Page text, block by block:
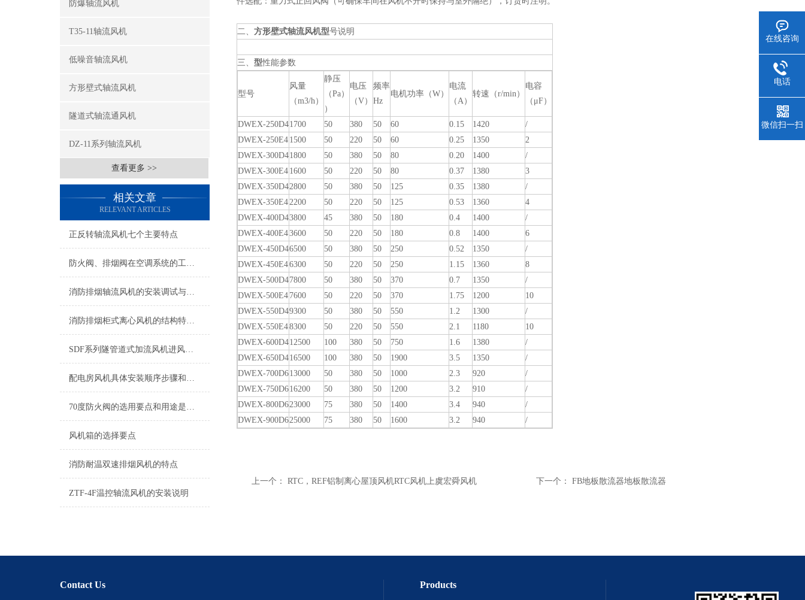
防爆轴流风机
T35-11轴流风机
低噪音轴流风机
方形壁式轴流风机
隧道式轴流通风机
DZ-11系列轴流风机
查看更多 >>
相关文章
RELEVANT ARTICLES
正反转轴流风机七个主要特点
防火阀、排烟阀在空调系统的工程质量
消防排烟轴流风机的安装调试与运行维护指南
消防排烟柜式离心风机的结构特点和施工安装要求
SDF系列隧管道式加流风机进风口加设过滤网，可作净化送风箱用
配电房风机具体安装顺序步骤和要求
70度防火阀的选用要点和用途是怎样的？
风机箱的选择要点
消防耐温双速排烟风机的特点
ZTF-4F温控轴流风机的安装说明
二、 方形壁式轴流风机型号说明
三、 型性能参数
型号
风量
（m3/h）
静压
（Pa）
）
电压
（V）
频率
Hz
电机功率（W）
电流
（A）
转速（r/min）
电容
（μF）
DWEX-250D41700 50 380 50 60 0.15 1420
/
DWEX-250E4 1500 50 220 50 60 0.25 1350
2
DWEX-300D41800 50 380 50 80 0.20 1400
/
DWEX-300E4 1600 50 220 50 80 0.37 1380
3
DWEX-350D42800 50 380 50 125 0.35 1380
/
DWEX-350E42200 50 220 50 125 0.53 1360
4
DWEX-400D43800 45 380 50 180 0.4 1400
/
DWEX-400E43600 50 220 50 180 0.8 1400
6
DWEX-450D46500 50 380 50 250 0.52 1350
/
DWEX-450E46300 50 220 50 250 1.15 1360
8
DWEX-500D47800 50 380 50 370 0.7 1350
/
DWEX-500E4 7600 50 220 50 370 1.75 1200
10
DWEX-550D49300 50 380 50 550 1.2 1300
/
DWEX-550E48300 50 220 50 550 2.1 1180
10
DWEX-600D412500 100 380 50 750 1.6 1380
/
DWEX-650D416500 100 380 50 1900 3.5 1350
/
DWEX-700D613000 50 380 50 1000 2.3 920
/
DWEX-750D616200 50 380 50 1200 3.2 910
/
DWEX-800D623000 75 380 50 1400 3.4 940
/
DWEX-900D625000 75 380 50 1600 3.2 940 /
上一个： RTC，REF铝制离心屋顶风机RTC风机上虞宏舜风机 下一个： FB地板散流器地板散流器
Contact Us Products
在线咨询
电话
微信扫一扫